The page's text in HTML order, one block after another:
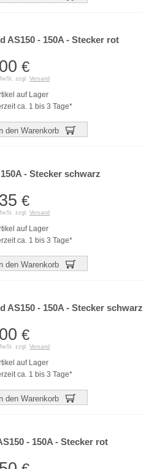
AS150 - 150A - Stecker rot
€
zzgl. Versand
auf Lager
ca. 1 bis 3 Tage*
den Warenkorb
- Stecker schwarz
€
zzgl. Versand
auf Lager
ca. 1 bis 3 Tage*
den Warenkorb
AS150 - 150A - Stecker schwarz
€
zzgl. Versand
auf Lager
ca. 1 bis 3 Tage*
den Warenkorb
- 150A - Stecker rot